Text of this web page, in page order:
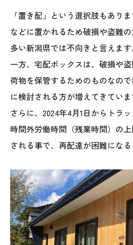
本社
〒941-0062 新潟県糸魚
025-552-0456
0120-470-456 (フリ
上越店
〒942-0072 新潟県上越
0120-696-711 (フリー
「置き配」という選択肢もあり
などに置かれるため破損や盗難
多い新潟県では不向きと言えます
一方、宅配ボックスは、破損や
荷物を保管するためのものなの
に検討される方が増えてきていま
さらに、2024年4月1日からトラ
時間外労働時間（残業時間）の
される事で、再配達が困難になる